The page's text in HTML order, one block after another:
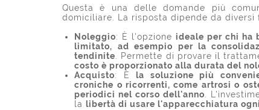
Questa è una delle domande più
domiciliare. La risposta dipende da diversi
Noleggio: È l'opzione ideale per chi ha
limitato, ad esempio per la
tendinite . Permette di provare il
costo è proporzionato alla durata del
Acquisto: È
la soluzione più
croniche o ricorrenti, come artrosi o
periodici nel corso dell'anno .
la libertà di usare l'apparecchiatura